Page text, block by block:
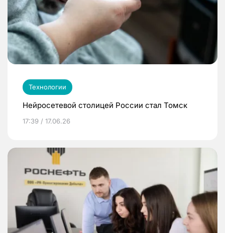
Технологии
Нейросетевой столицей России стал Томск
17:39 / 17.06.26